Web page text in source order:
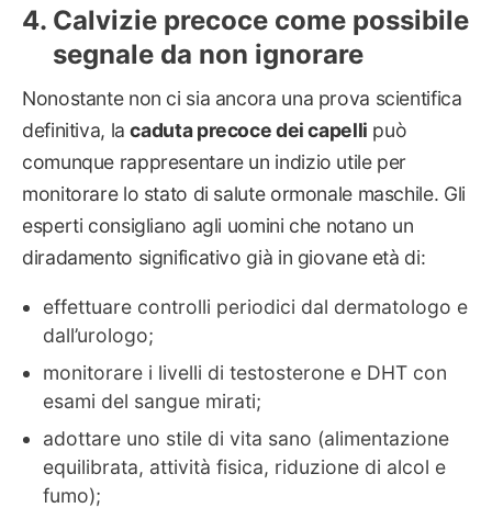
Calvizie precoce come possibile
segnale da non ignorare
Nonostante non ci sia ancora una prova scientifica
definitiva, lacaduta precoce dei capelli può
comunque rappresentare un indizio utile per
monitorare lo stato di salute ormonale maschile. Gli
esperti consigliano agli uomini che notano un
diradamento significativo già in giovane età di:
effettuare controlli periodici dal dermatologo e
dall’urologo;
monitorare i livelli di testosterone e DHT con
esami del sangue mirati;
adottare uno stile di vita sano (alimentazione
equilibrata, attività fisica, riduzione di alcol e
fumo);